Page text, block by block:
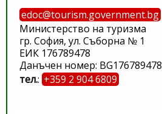
edoc@tourism.government.bg
Министерство на туризма
гр. София, ул. Съборна № 1
ЕИК 176789478
Данъчен номер: BG176789478
тел.: +359 2 904 6809